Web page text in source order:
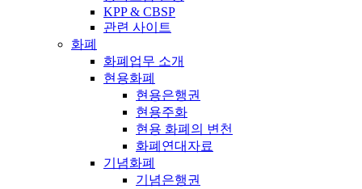
KPP & CBSP
관련 사이트
화폐
화폐업무 소개
현용화폐
현용은행권
현용주화
현용 화폐의 변천
화폐연대자료
기념화폐
기념은행권